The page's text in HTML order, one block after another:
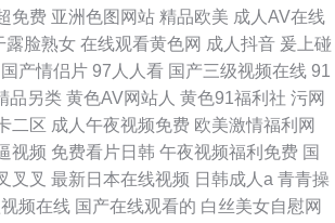
免费 亚洲色图网站 精品欧美 成人AV在线
露脸熟女 在线观看黄色网 成人抖音 爰上碰
国产情侣片 97人人看 国产三级视频在线 91
品另类 黄色AV网站人 黄色91福利社 污网
二区 成人午夜视频免费 欧美激情福利网
视频 免费看片日韩 午夜视频福利免费 国
叉叉 最新日本在线视频 日韩成人a 青青操
频在线 国产在线观看的 白丝美女自慰网